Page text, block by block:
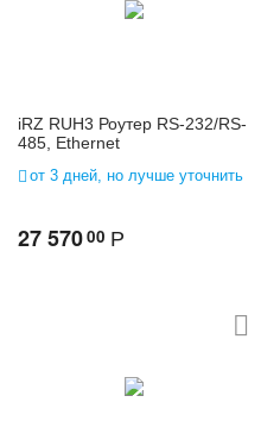
iRZ RUH3 Роутер RS-232/RS-
485, Ethernet
от 3 дней, но лучше уточнить
27 57000 Р